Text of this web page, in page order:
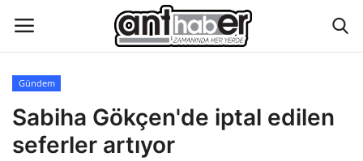
Künye
Eğitim
Gündem
Sabiha Gökçen'de iptal edilen
seferler artıyor